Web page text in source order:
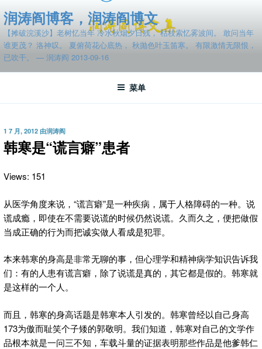
至
容
润涛阎博客，润涛阎博文
【摊破浣溪沙】老树忆当年 冷水秋烟夕日残， 枯枝索忆雾波间。 敢问当年
谁更茂？ 洛神叹。 夏俯荷花心底热， 秋抛色叶玉笛寒。 有限激情无限恨，
已吹干。 — 润涛阎 2013-09-16
菜单
发
布
于
1 7 月, 2012 由润涛阎
韩寒是“谎言癖”患者
Views: 151
从医学角度来说，“谎言癖”是一种疾病，属于人格障碍的一种。说
谎成瘾，即使在不需要说谎的时候仍然说谎。久而久之，便把做假
当成正确的行为而把诚实做人看成是犯罪。
本来韩寒的身高是非常无聊的事，但心理学和精神病学知识告诉我
们：有的人患有谎言癖，除了说谎是真的，其它都是假的。韩寒就
是这样的一个人。
而且，韩寒的身高话题是韩寒本人引发的。韩寒曾经以自己身高
173为傲而耻笑个子矮的郭敬明。我们知道，韩寒对自己的文学作
品根本就是一问三不知，车载斗量的证据表明那些作品是他爹韩仁